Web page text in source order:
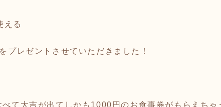
える
プレゼントさせていただきました！
て大吉が出てしかも1000円のお食事券がもらえち